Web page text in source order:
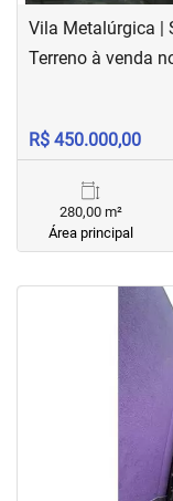
Vila Metalúrgica |
Terreno à venda
R$ 450.000,00
280,00 m²
Área principal